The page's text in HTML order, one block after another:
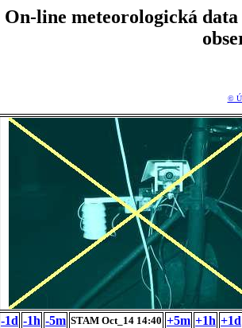
On-line meteorologická
©
-1d -1h -5m STAM Oct_14 14:40 +5m +1h +1d